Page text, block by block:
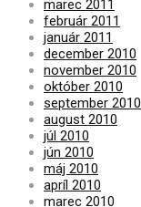
marec 2011
február 2011
január 2011
december 2010
november 2010
október 2010
september 2010
august 2010
júl 2010
jún 2010
máj 2010
apríl 2010
marec 2010